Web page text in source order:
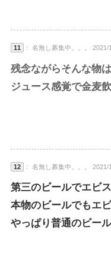
11 ： 名無し募集中。。。
残念ながらそんな物
ジュース感覚で金麦
12 ： 名無し募集中。。。
第三のビールでエビ
本物のビールでもエ
やっぱり普通のビー